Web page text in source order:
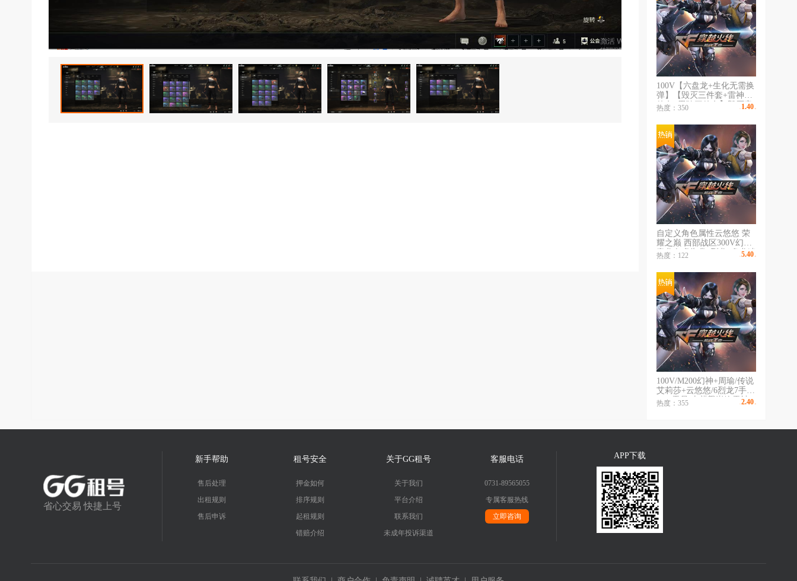
100V【六盘龙+生化无需换
弹】【毁灭三件套+雷神三
件套+黑骑三件套】毁灭音
效+耀金/雷神音效+星空/黑
骑音效+耀金/CFS火麒麟
+AG皮肤/白鲨天龙/金色小
号
热度：350 1.40
自定义角色属性云悠悠 荣
耀之巅 西部战区300V幻神
青龙白虎朱雀6烈龙6盘龙迷
迭香新海豹幻神看图
热度：122 5.40
100V/M200幻神+周瑜/传说
艾莉莎+云悠悠/6烈龙7手枪
USP雷暴/火麒麟巅峰雷神
S14
热度：355 2.40
省心交易 快捷上号
新手帮助
售后处理
出租规则
售后申诉
租号安全
押金如何
排序规则
起租规则
错赔介绍
关于GG租号
关于我们
平台介绍
联系我们
未成年投诉渠道
客服电话
0731-89565055
专属客服热线
立即咨询
APP下载